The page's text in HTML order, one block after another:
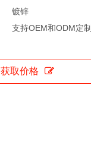
镀锌
支持OEM和ODM定制
获取价格